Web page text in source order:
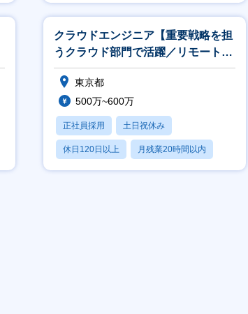
賞与あり
クラウドエンジニア【重要戦略を担
うクラウド部門で活躍／リモートワ
ーク相談可】
東京都
500万~600万
正社員採用 土日祝休み
休日120日以上 月残業20時間以内
賞与あり